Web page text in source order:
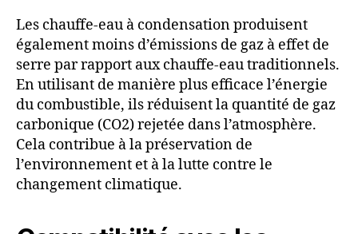
Les chauffe-eau à condensation produisent
également moins d’émissions de gaz à effet de
serre par rapport aux chauffe-eau traditionnels.
En utilisant de manière plus efficace l’énergie
du combustible, ils réduisent la quantité de gaz
carbonique (CO2) rejetée dans l’atmosphère.
Cela contribue à la préservation de
l’environnement et à la lutte contre le
changement climatique.